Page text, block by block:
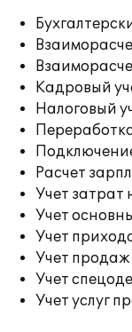
Кадровый
Налоговый
Расчет
Учет затрат
Учет
Учет
Учет
Учет
Учет услуг